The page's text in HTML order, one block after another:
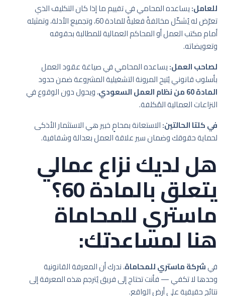
للعامل:يساعده المحامي في تقييم ما إذا كان التكليف الذي
تعرّض له يُشكّل مخالفةً فعليةً للمادة 60، وتجميع الأدلة، وتمثيله
أمام مكتب العمل أو المحاكم العمالية للمطالبة بحقوقه
وتعويضاته.
لصاحب العمل:يساعده المحامي في صياغة عقود العمل
بأسلوب قانوني يُتيح المرونة التشغيلية المشروعة ضمن حدود
المادة 60 من نظام العمل السعودي
، ويحول دون الوقوع في
النزاعات العمالية المُكلفة.
في كلتا الحالتين:الاستعانة بمحامٍ خبير هي الاستثمار الأذكى
لحماية حقوقك وضمان سير علاقة العمل بعدالة وشفافية.
هل لديك نزاع عمالي
يتعلق بالمادة 60؟
ماستري للمحاماة
هنا لمساعدتك:
فيشركة ماستري للمحاماة، ندرك أن المعرفة القانونية
وحدها لا تكفي — فأنت تحتاج إلى فريق يُترجم هذه المعرفة إلى
نتائج حقيقية على أرض الواقع.